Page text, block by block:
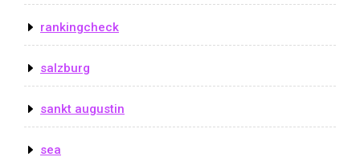
rankingcheck
salzburg
sankt augustin
sea